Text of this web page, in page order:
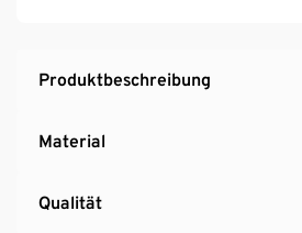
Produktbeschreibung
Material
Qualität